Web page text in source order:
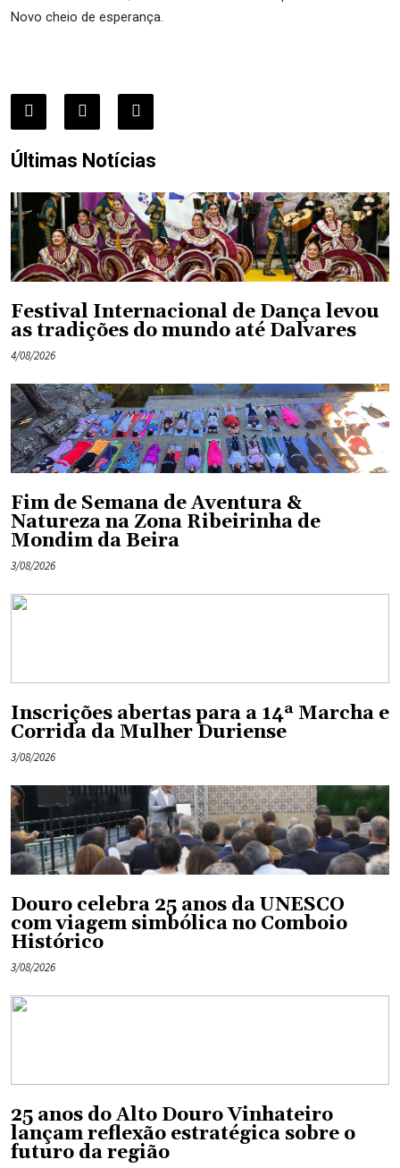
Novo cheio de esperança.
Últimas Notícias
Festival Internacional de Dança levou
as tradições do mundo até Dalvares
4/08/2026
Fim de Semana de Aventura &
Natureza na Zona Ribeirinha de
Mondim da Beira
3/08/2026
Inscrições abertas para a 14ª Marcha e
Corrida da Mulher Duriense
3/08/2026
Douro celebra 25 anos da UNESCO
com viagem simbólica no Comboio
Histórico
3/08/2026
25 anos do Alto Douro Vinhateiro
lançam reflexão estratégica sobre o
futuro da região